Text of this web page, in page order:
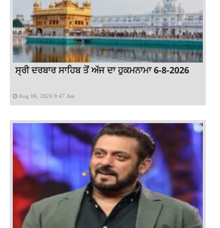
ਸ੍ਰੀ ਦਰਬਾਰ ਸਾਹਿਬ ਤੋਂ ਅੱਜ ਦਾ ਹੁਕਮਨਾਮਾ 6-8-2026
Aug 06, 2026 9:47 Am